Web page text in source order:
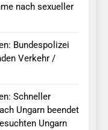
nach sexueller
Bundespolizei
Verkehr /
Schneller
Ungarn beendet
Ungarn